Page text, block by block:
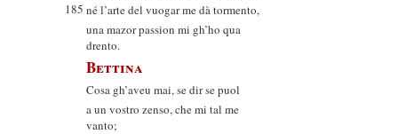
185 né l’arte del vuogar me dà tormento,
una mazor passion mi gh’ho qua
drento.
Bettina
Cosa gh’aveu mai, se dir se puol
a un vostro zenso, che mi tal me
vanto;